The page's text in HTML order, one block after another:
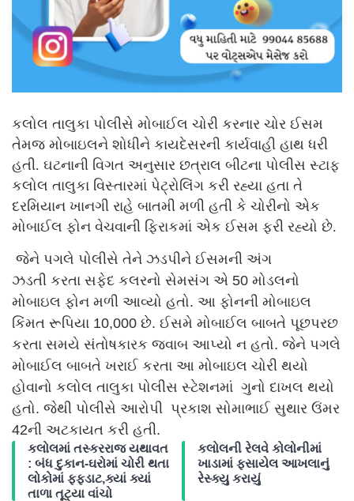
કલોલ તાલુકા પોલીસે મોબાઈલ ચોરી કરનાર ચોર ઈસમ
તેમજ મોબાઇલને શોધીને કાયદેસરની કાર્યવાહી હાથ ધરી
હતી. ઘટનાની વિગત અનુસાર છત્રાલ બીટના પોલીસ સ્ટાફ
કલોલ તાલુકા વિસ્તારમાં પેટ્રોલિંગ કરી રહ્યા હતા તે
દરમિયાન ખાનગી રાહે બાતમી મળી હતી કે ચોરીનો એક
મોબાઈલ ફોન વેચવાની ફિરાકમાં એક ઈસમ ફરી રહ્યો છે.
જેને પગલે પોલીસે તેને ઝડપીને ઈસમની અંગ
ઝડતી કરતા સફેદ કલરનો સેમસંગ એ 50 મોડલનો
મોબાઇલ ફોન મળી આવ્યો હતો. આ ફોનની મોબાઇલ
કિંમત રૂપિયા 10,000 છે. ઈસમે મોબાઈલ બાબતે પૂછપરછ
કરતા સમયે સંતોષકારક જવાબ આપ્યો ન હતો. જેને પગલે
મોબાઈલ બાબતે ખરાઈ કરતા આ મોબાઇલ ચોરી થયો
હોવાનો કલોલ તાલુકા પોલીસ સ્ટેશનમાં ગુનો દાખલ થયો
હતો. જેથી પોલીસે આરોપી પ્રકાશ સોમાભાઈ સુથાર ઉંમર
42ની અટકાયત કરી હતી.
કલોલમાં તસ્કરરાજ યથાવત
: બંધ દુકાન-ઘરોમાં ચોરી થતા
લોકોમાં ફફડાટ,ક્યાં ક્યાં
તાળા તૂટ્યા વાંચો
કલોલની રેલવે કોલોનીમાં
ખાડામાં ફસાયેલ આખલાનું
રેસ્ક્યુ કરાયું